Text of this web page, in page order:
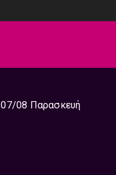
07/08 Παρασκευή